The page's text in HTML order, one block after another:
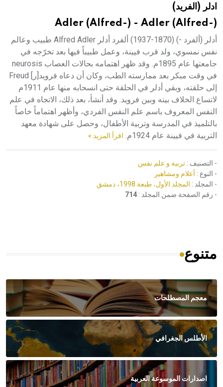
هيئة الموسوعة العربية تطلق موسوعات جديدة في عام 2026ادلر (الفريد)
Adler (Alfred-) - Adler (Alfred-)
أدلر (ألفرد -) (1870-1937) ألفرد أدلر Alfred Adler طبيب وعالم
نفس نمسوي، ولد قرب فيينة، وعمل طبيباً فيها بعد تخرّجه في
جامعتها عام 1895م. وقد ظهر اهتمامه بحالات العصاب neurosis
في وقت مبكر بعد ممارسته الطب، وكان أن دعاه فرويد[ر] Freud
إلى حلقته، وبقي أدلر في الحلقة حتى انسحابه منها عام 1911م
لاتساع الخلاف بينه وبين فرويد. وقد أنشأ، بعد ذلك، الاتجاه في علم
النفس المعروف باسم علم النفس الفردي، وأظهر اهتماماً خاصاً
بالتلميذ في المدرسة وتربية الأطفال، وحصل على شهادة معهد
التربية في فيينة عام 1924م.
اقرأ المزيد »
- التصنيف : تربية و علم نفس
- النوع : أعلام ومشاهير
- المجلد : المجلد الأول، طبعة 1998، دمشق
- رقم الصفحة ضمن المجلد : 714
متنوع
معجم المصطلحات
الأطلس الجغرافي
اصدارات الموسوعة العربية